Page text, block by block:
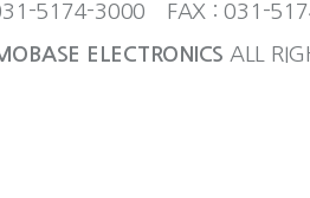
5174-3000 FAX : 031-
ELECTRONICS ALL